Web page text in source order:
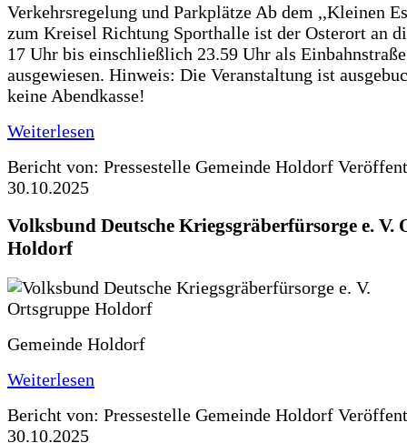
Verkehrsregelung und Parkplätze Ab dem ,,Kleinen
zum Kreisel Richtung Sporthalle ist der Osterort an
17 Uhr bis einschließlich 23.59 Uhr als Einbahnstraße
ausgewiesen. Hinweis: Die Veranstaltung ist
keine Abendkasse!
Weiterlesen
Bericht von: Pressestelle Gemeinde Holdorf
30.10.2025
Volksbund Deutsche Kriegsgräberfürsorge e. V.
Holdorf
Gemeinde Holdorf
Weiterlesen
Bericht von: Pressestelle Gemeinde Holdorf
30.10.2025